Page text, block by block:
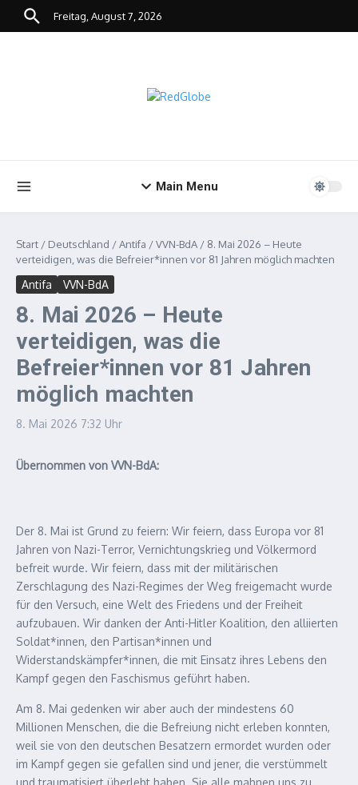
Zum Inhalt springen
Freitag, August 7, 2026
Main Menu
Start / Deutschland /Antifa /VVN-BdA / 8. Mai 2026 – Heute
verteidigen, was die Befreier*innen vor 81 Jahren möglich machten
Antifa VVN-BdA
8. Mai 2026 – Heute
verteidigen, was die
Befreier*innen vor 81 Jahren
möglich machten
8. Mai 2026 7:32 Uhr
Übernommen von VVN-BdA:
Der 8. Mai ist Grund zu feiern: Wir feiern, dass Europa vor 81
Jahren von Nazi-Terror, Vernichtungskrieg und Völkermord
befreit wurde. Wir feiern, dass mit der militärischen
Zerschlagung des Nazi-Regimes der Weg freigemacht wurde
für den Versuch, eine Welt des Friedens und der Freiheit
aufzubauen. Wir danken der Anti-Hitler Koalition, den alliierten
Soldat*innen, den Partisan*innen und
Widerstandskämpfer*innen, die mit Einsatz ihres Lebens den
Kampf gegen den Faschismus geführt haben.
Am 8. Mai gedenken wir aber auch der mindestens 60
Millionen Menschen, die die Befreiung nicht erleben konnten,
weil sie von den deutschen Besatzern ermordet wurden oder
im Kampf gegen sie gefallen sind und jener, die verstümmelt
und traumatisiert überlebt haben. Sie alle mahnen uns zu